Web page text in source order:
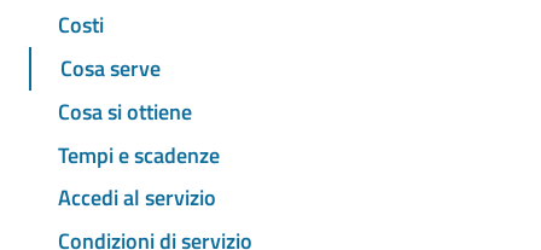
Costi
Cosa serve
Cosa si ottiene
Tempi e scadenze
Accedi al servizio
Condizioni di servizio